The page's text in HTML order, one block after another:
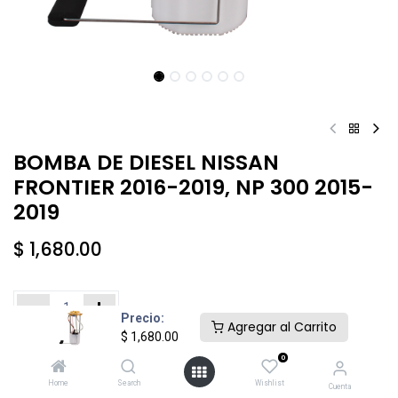
Precio:
$ 1,680.00
Agregar al Carrito
Home Search
0
Wishlist Cuenta
BOMBA DE DIESEL NISSAN
FRONTIER 2016-2019, NP 300 2015-
2019
$ 1,680.00
Añadir al carrito Comprar ahora
Agregar a la lista de deseos